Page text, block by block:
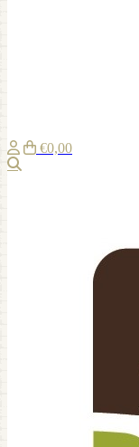
€0,00